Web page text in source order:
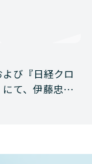
び『日経クロ
て、伊藤忠商